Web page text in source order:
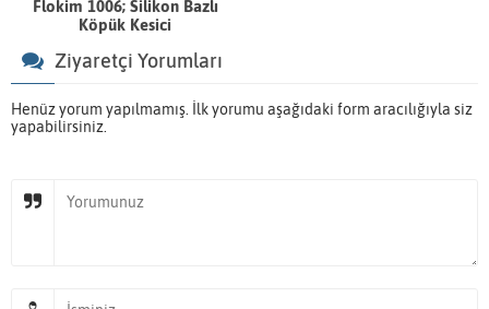
Flokim 1006; Silikon Bazlı
Köpük Kesici
Ziyaretçi Yorumları
Henüz yorum yapılmamış. İlk yorumu aşağıdaki form aracılığıyla siz
yapabilirsiniz.